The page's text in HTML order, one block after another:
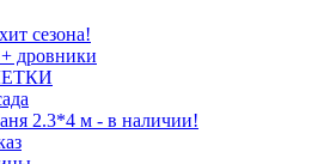
сезона!
дровники
2.3*4 м - в наличии!